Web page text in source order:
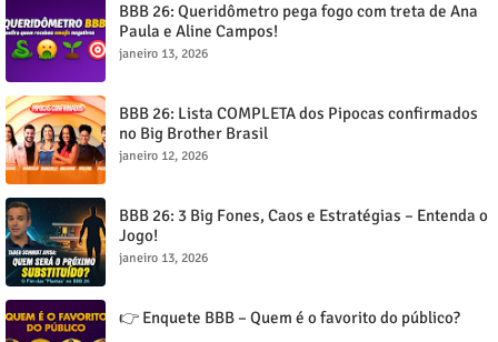
BBB 26: Queridômetro pega fogo com treta de Ana
Paula e Aline Campos!
janeiro 13, 2026
BBB 26: Lista COMPLETA dos Pipocas confirmados
no Big Brother Brasil
janeiro 12, 2026
BBB 26: 3 Big Fones, Caos e Estratégias – Entenda o
Jogo!
janeiro 13, 2026
👉 Enquete BBB – Quem é o favorito do público?